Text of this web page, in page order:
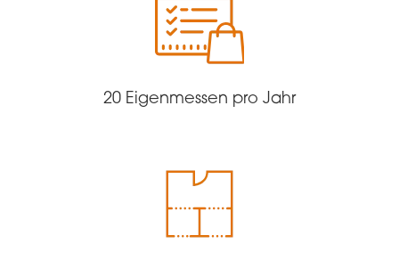
20 Eigenmessen pro Jahr